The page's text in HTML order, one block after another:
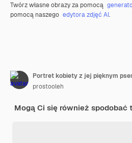
Twórz własne obrazy za pomocą
pomocą naszego edytora zdjęć AI.
Portret kobiety z jej pięknym
prostooleh
Mogą Ci się również spodobać